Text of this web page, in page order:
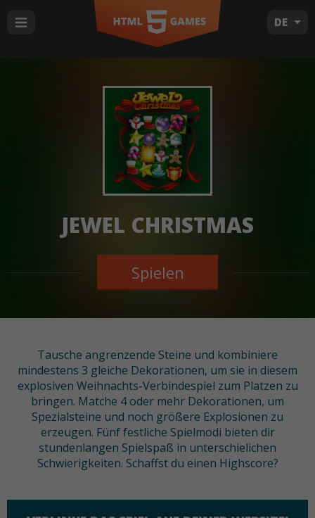
DE
JEWEL CHRISTMAS
Spielen
Tausche angrenzende Steine und kombiniere
mindestens 3 gleiche Dekorationen, um sie in diesem
explosiven Weihnachts-Verbindespiel zum Platzen zu
bringen. Matche 4 oder mehr Dekorationen, um
Spezialsteine und noch größere Explosionen zu
erzeugen. Fünf festliche Spielmodi bieten dir
stundenlangen Spielspaß in unterschielichen
Schwierigkeiten. Schaffst du einen Highscore?